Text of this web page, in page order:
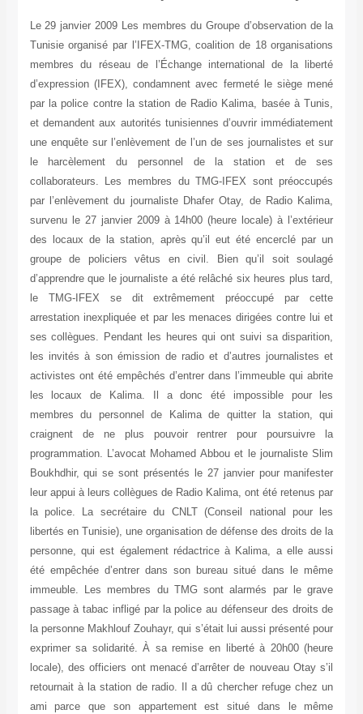
Le 29 janvier 2009 Les membres du Groupe d’observation de la
Tunisie organisé par l’IFEX-TMG, coalition de 18 organisations
membres du réseau de l’Échange international de la liberté
d’expression (IFEX), condamnent avec fermeté le siège mené
par la police contre la station de Radio Kalima, basée à Tunis,
et demandent aux autorités tunisiennes d’ouvrir immédiatement
une enquête sur l’enlèvement de l’un de ses journalistes et sur
le harcèlement du personnel de la station et de ses
collaborateurs. Les membres du TMG-IFEX sont préoccupés
par l’enlèvement du journaliste Dhafer Otay, de Radio Kalima,
survenu le 27 janvier 2009 à 14h00 (heure locale) à l’extérieur
des locaux de la station, après qu’il eut été encerclé par un
groupe de policiers vêtus en civil. Bien qu’il soit soulagé
d’apprendre que le journaliste a été relâché six heures plus tard,
le TMG-IFEX se dit extrêmement préoccupé par cette
arrestation inexpliquée et par les menaces dirigées contre lui et
ses collègues. Pendant les heures qui ont suivi sa disparition,
les invités à son émission de radio et d’autres journalistes et
activistes ont été empêchés d’entrer dans l’immeuble qui abrite
les locaux de Kalima. Il a donc été impossible pour les
membres du personnel de Kalima de quitter la station, qui
craignent de ne plus pouvoir rentrer pour poursuivre la
programmation. L’avocat Mohamed Abbou et le journaliste Slim
Boukhdhir, qui se sont présentés le 27 janvier pour manifester
leur appui à leurs collègues de Radio Kalima, ont été retenus par
la police. La secrétaire du CNLT (Conseil national pour les
libertés en Tunisie), une organisation de défense des droits de la
personne, qui est également rédactrice à Kalima, a elle aussi
été empêchée d’entrer dans son bureau situé dans le même
immeuble. Les membres du TMG sont alarmés par le grave
passage à tabac infligé par la police au défenseur des droits de
la personne Makhlouf Zouhayr, qui s’était lui aussi présenté pour
exprimer sa solidarité. À sa remise en liberté à 20h00 (heure
locale), des officiers ont menacé d’arrêter de nouveau Otay s’il
retournait à la station de radio. Il a dû chercher refuge chez un
ami parce que son appartement est situé dans le même